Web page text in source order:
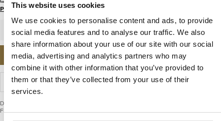
This website uses cookies
We use cookies to personalise content and ads, to provide
social media features and to analyse our traffic. We also
share information about your use of our site with our social
media, advertising and analytics partners who may
combine it with other information that you’ve provided to
them or that they’ve collected from your use of their
services.
Przewodnik po rozmiarach
POWIADOM MNIE O DOSTĘPNOŚCI
WYSYŁKA I ZWROTY
Damskie klapki japonki z najnowszej kolekcji firmy PIT BULL WEST COAST –
Florida